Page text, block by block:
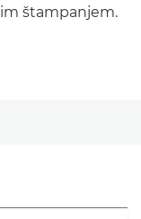
štampanjem.